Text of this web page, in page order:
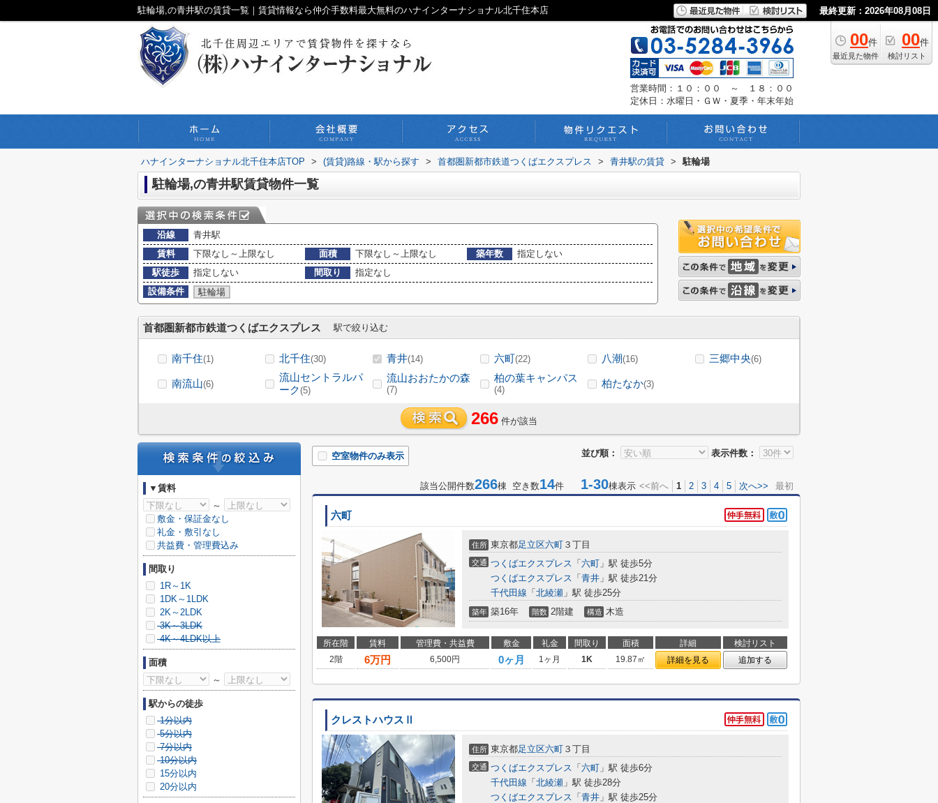
駐輪場,の青井駅の賃貸一覧｜賃貸情報なら仲介手数料最大無料のハナインターナショナル北千住本店 最終更新：2026年08月08日
00件
最近見た物件
00件
検討リスト
営業時間：１０：００ ～ １８：００
定休日：水曜日・ＧＷ・夏季・年末年始
ハナインターナショナル北千住本店TOP > (賃貸)路線・駅から探す > 首都圏新都市鉄道つくばエクスプレス > 青井駅の賃貸 > 駐輪場
駐輪場,の青井駅賃貸物件一覧
沿線
青井駅
賃料
下限なし～上限なし 面積 下限なし～上限なし 築年数
指定しない
駅徒歩
指定しない 間取り
指定なし
設備条件
駐輪場
首都圏新都市鉄道つくばエクスプレス 駅で絞り込む
南千住(1) 北千住(30) 青井(14) 六町(22) 八潮(16) 三郷中央(6)
南流山(6)
流山セントラルパ
ーク(5)
流山おおたかの森
(7)
柏の葉キャンパス
(4)
柏たなか(3)
266 件が該当
並び順： 表示件数：
空室物件のみ表示
該当公開件数266棟 空き数14件 1-30棟表示 <<前へ 1 2 3 4 5 次へ>> 最初
六町
住所 東京都足立区六町 ３丁目
交通 つくばエクスプレス 「 六町 」駅 徒歩5分
つくばエクスプレス 「 青井 」駅 徒歩21分
千代田線 「 北綾瀬 」駅 徒歩25分
築年 築16年 階数 2階建 構造 木造
所在階 賃料 管理費・共益費 敷金 礼金 間取り 面積 詳細
検討リスト
2階
6万円 6,500円 0ヶ月 1ヶ月 1K 19.87㎡ 詳細を見る 追加する
クレストハウスⅡ
住所 東京都足立区六町 ３丁目
交通 つくばエクスプレス 「 六町 」駅 徒歩6分
千代田線 「 北綾瀬 」駅 徒歩28分
つくばエクスプレス 「 青井 」駅 徒歩25分
▼賃料
～
敷金・保証金なし
礼金・敷引なし
共益費・管理費込み
間取り
1R～1K
1DK～1LDK
2K～2LDK
3K～3LDK
4K～4LDK以上
面積
～
駅からの徒歩
1分以内
5分以内
7分以内
10分以内
15分以内
20分以内